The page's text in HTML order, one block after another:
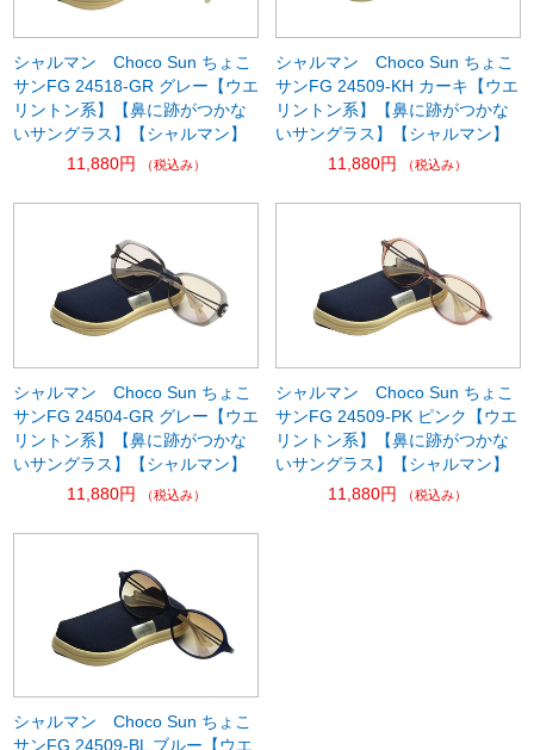
シャルマン Choco Sun ちょこ
サンFG 24518-GR グレー【ウエ
リントン系】【鼻に跡がつかな
いサングラス】【シャルマン】
11,880円
（税込み）
シャルマン Choco Sun ちょこ
サンFG 24509-KH カーキ【ウエ
リントン系】【鼻に跡がつかな
いサングラス】【シャルマン】
11,880円
（税込み）
シャルマン Choco Sun ちょこ
サンFG 24504-GR グレー【ウエ
リントン系】【鼻に跡がつかな
いサングラス】【シャルマン】
11,880円
（税込み）
シャルマン Choco Sun ちょこ
サンFG 24509-PK ピンク【ウエ
リントン系】【鼻に跡がつかな
いサングラス】【シャルマン】
11,880円
（税込み）
シャルマン Choco Sun ちょこ
サンFG 24509-BL ブルー【ウエ